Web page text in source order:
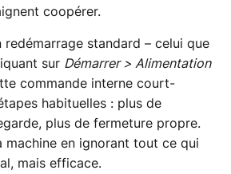
coopérer.
redémarrage standard – celui que
sur Démarrer > Alimentation
commande interne court-
habituelles : plus de
plus de fermeture propre.
machine en ignorant tout ce qui
mais efficace.